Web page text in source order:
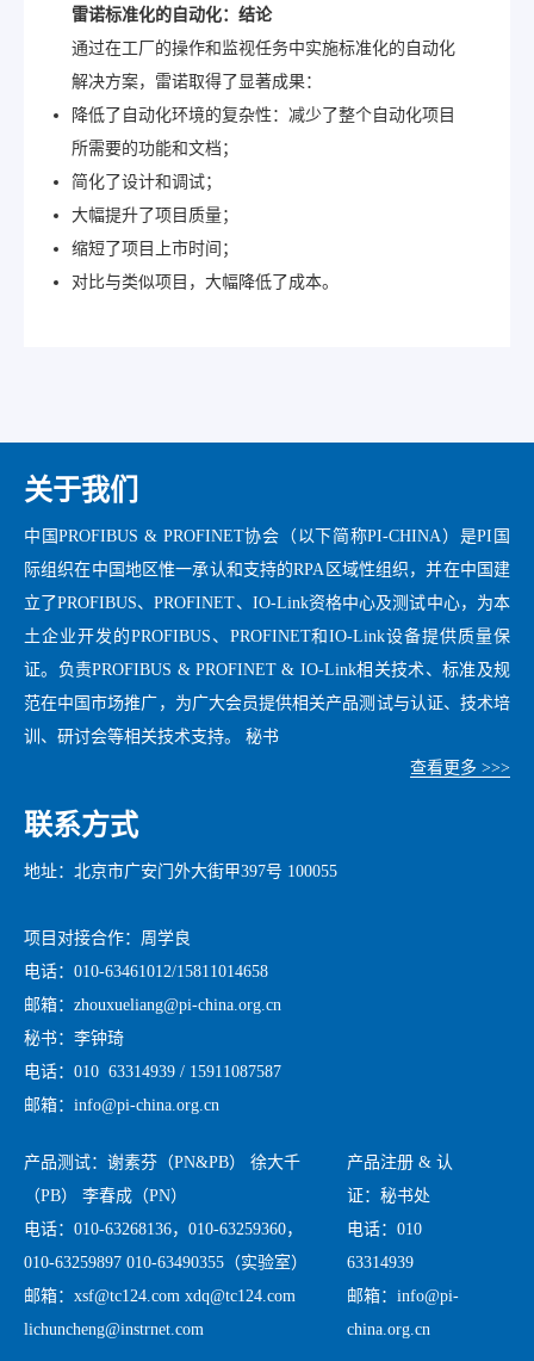
雷诺标准化的自动化：结论
通过在工厂的操作和监视任务中实施标准化的自动化
解决方案，雷诺取得了显著成果：
降低了自动化环境的复杂性：减少了整个自动化项目
所需要的功能和文档；
简化了设计和调试；
大幅提升了项目质量；
缩短了项目上市时间；
对比与类似项目，大幅降低了成本。
关于我们
中国PROFIBUS & PROFINET协会（以下简称PI-CHINA）是PI国
际组织在中国地区惟一承认和支持的RPA区域性组织，并在中国建
立了PROFIBUS、PROFINET、IO-Link资格中心及测试中心，为本
土企业开发的PROFIBUS、PROFINET和IO-Link设备提供质量保
证。负责PROFIBUS & PROFINET & IO-Link相关技术、标准及规
范在中国市场推广，为广大会员提供相关产品测试与认证、技术培
训、研讨会等相关技术支持。 秘书
查看更多 >>>
联系方式
地址：北京市广安门外大街甲397号 100055
项目对接合作：周学良
电话：010-63461012/15811014658
邮箱：zhouxueliang@pi-china.org.cn
秘书：李钟琦
电话：010 63314939 / 15911087587
邮箱：info@pi-china.org.cn
产品测试：谢素芬（PN&PB） 徐大千
（PB） 李春成（PN）
电话：010-63268136，010-63259360，
010-63259897 010-63490355（实验室）
邮箱：xsf@tc124.com xdq@tc124.com
lichuncheng@instrnet.com
产品注册 & 认
证：秘书处
电话：010
63314939
邮箱：info@pi-
china.org.cn